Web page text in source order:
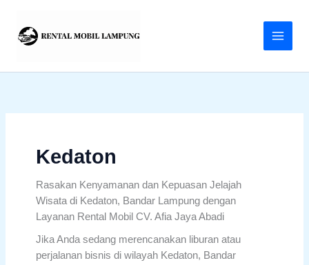
konten
Kedaton
Rasakan Kenyamanan dan Kepuasan Jelajah
Wisata di Kedaton, Bandar Lampung dengan
Layanan Rental Mobil CV. Afia Jaya Abadi
Jika Anda sedang merencanakan liburan atau
perjalanan bisnis di wilayah Kedaton, Bandar